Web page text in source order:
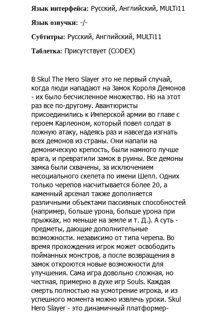
Язык интерфейса: Русский, Английский, MULTi11
Язык озвучки: -/-
Субтитры: Русский, Английский, MULTi11
Таблетка: Присутствует (CODEX)
В Skul The Hero Slayer это не первый случай,
когда люди нападают на Замок Короля Демонов
- их было бесчисленное множество. Но на этот
раз все по-другому. Авантюристы
присоединились к Имперской армии во главе с
героем Карлеоном, который повел солдат в
ложную атаку, надеясь раз и навсегда изгнать
всех демонов из страны. Они напали на
демоническую крепость, были намного лучше
врага, и превратили замок в руины. Все демоны
замка были схвачены, за исключением
несоциального скелета по имени Шелл. Одних
только черепов насчитывается более 20, а
каменный арсенал также дополняется
различными объектами пассивных способностей
(например, больше урона, больше урона при
прыжках, но меньше на земле и т. Д.). А суть -
предметы, дающие дополнительные
возможности. независимо от типа черепа. Во
время прохождения игрок может освободить
пойманных монстров, а после возвращения в
замок откроются новые возможности для
улучшения. Сама игра довольно сложная, но
честная, примерно в духе игр Souls. Каждая
смерть полностью на усмотрение игрока, и из
успешного момента можно извлечь уроки. Skul
Hero Slayer - это динамичный платформер-